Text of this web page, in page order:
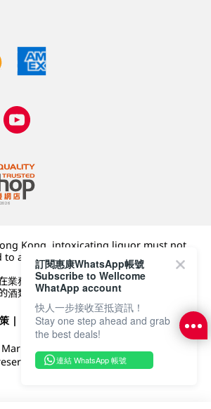
Kong, intoxicating liquor must not
to a minor (under 18) in the course of
業務過程中，向未成年人 (18 歲以下人士)
酒類。
| DFI零售集團
Place. The Dairy Farm Company
訂閱惠康WhatsApp帳號
Subscribe to Wellcome
WhatApp account
快人一步接收至抵資訊！
Stay one step ahead and grab
the best deals!
連結 WhatsApp 帳號